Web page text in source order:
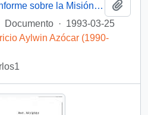
[Agradece el envío del Informe sobre la Misión de Chile en Ginebra]
Documento · 1993-03-25
Aylwin Azócar (1990-